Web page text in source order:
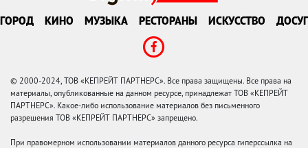
ГОРОД КИНО МУЗЫКА РЕСТОРАНЫ ИСКУССТВО ДОСУГ
© 2000-2024, ТОВ «КЕПРЕЙТ ПАРТНЕРС». Все права защищены. Все права на
материалы, опубликованные на данном ресурсе, принадлежат ТОВ «КЕПРЕЙТ
ПАРТНЕРС». Какое-либо использование материалов без письменного
разрешения ТОВ «КЕПРЕЙТ ПАРТНЕРС» запрещено.
При правомерном использовании материалов данного ресурса гиперссылка на